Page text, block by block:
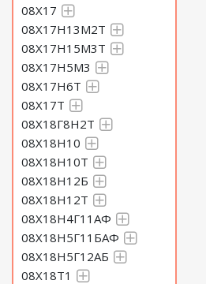
08Х17
08Х17Н13М2Т
08Х17Н15М3Т
08Х17Н5М3
08Х17Н6Т
08Х17Т
08Х18Г8Н2Т
08Х18Н10
08Х18Н10Т
08Х18Н12Б
08Х18Н12Т
08Х18Н4Г11АФ
08Х18Н5Г11БАФ
08Х18Н5Г12АБ
08Х18Т1